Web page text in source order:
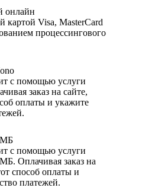
онлайн
картой Visa, MasterCard
процессингового
с помощью услуги
заказ на сайте,
оплаты и укажите
с помощью услуги
Оплачивая заказ на
способ оплаты и
платежей.